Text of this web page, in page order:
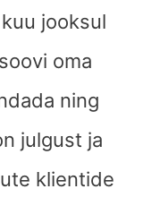
jooksul
oma
ning
julgust ja
klientide